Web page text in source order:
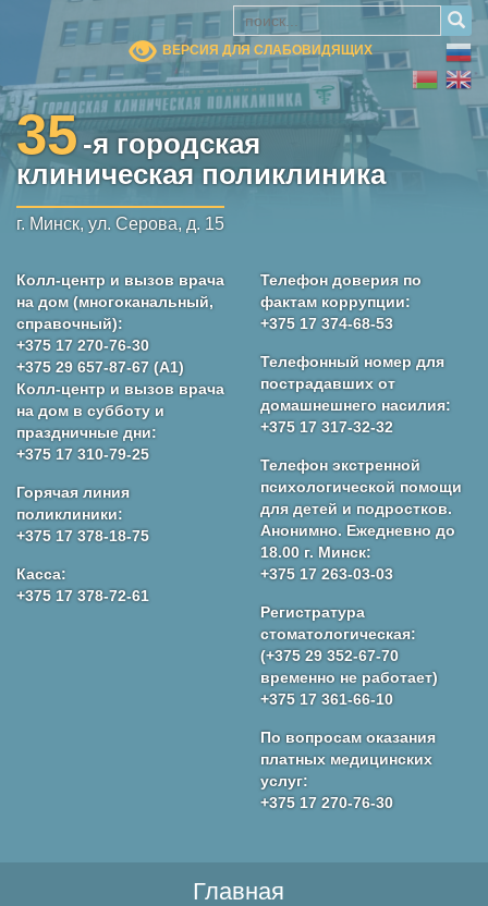
ВЕРСИЯ ДЛЯ СЛАБОВИДЯЩИХ
35-я городская
клиническая поликлиника
г. Минск, ул. Серова, д. 15
Колл-центр и вызов врача
на дом (многоканальный,
справочный):
+375 17 270-76-30
+375 29 657-87-67 (А1)
Колл-центр и вызов врача
на дом в субботу и
праздничные дни:
+375 17 310-79-25
Горячая линия
поликлиники:
+375 17 378-18-75
Касса:
+375 17 378-72-61
Телефон доверия по
фактам коррупции:
+375 17 374-68-53
Телефонный номер для
пострадавших от
домашнешнего насилия:
+375 17 317-32-32
Телефон экстренной
психологической помощи
для детей и подростков.
Анонимно. Ежедневно до
18.00 г. Минск:
+375 17 263-03-03
Регистратура
стоматологическая:
(+375 29 352-67-70
временно не работает)
+375 17 361-66-10
По вопросам оказания
платных медицинских
услуг:
+375 17 270-76-30
Главная